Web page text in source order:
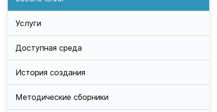
Услуги
Доступная среда
История создания
Методические сборники